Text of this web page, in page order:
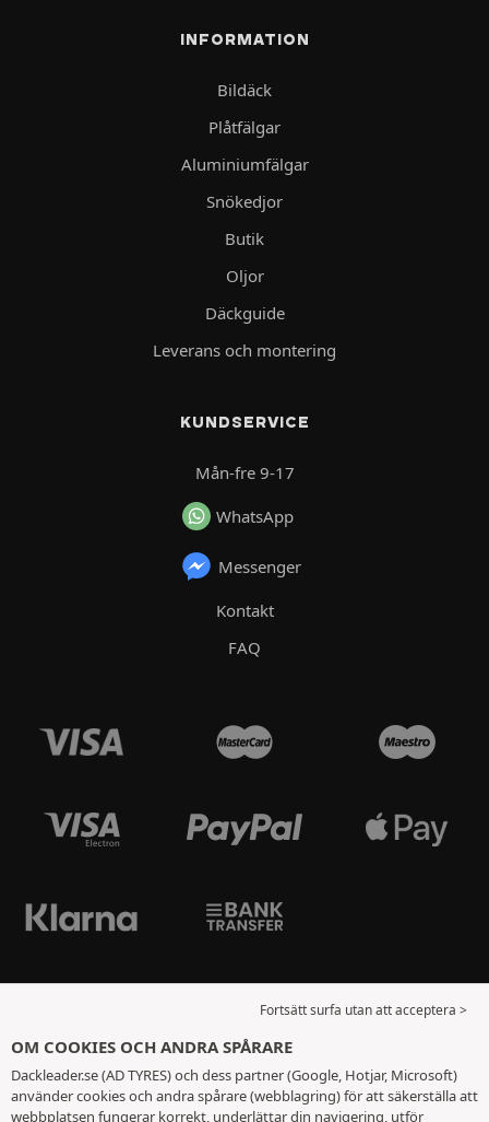
INFORMATION
Bildäck
Plåtfälgar
Aluminiumfälgar
Snökedjor
Butik
Oljor
Däckguide
Leverans och montering
KUNDSERVICE
Mån-fre 9-17
WhatsApp
Messenger
Kontakt
FAQ
Fortsätt surfa utan att acceptera >
OM COOKIES OCH ANDRA SPÅRARE
Dackleader.se (AD TYRES) och dess partner (Google, Hotjar, Microsoft)
använder cookies och andra spårare (webblagring) för att säkerställa att
webbplatsen fungerar korrekt, underlättar din navigering, utför